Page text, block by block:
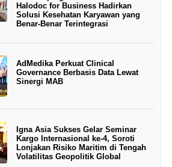
Halodoc for Business Hadirkan
Solusi Kesehatan Karyawan yang
Benar-Benar Terintegrasi
AdMedika Perkuat Clinical
Governance Berbasis Data Lewat
Sinergi MAB
Igna Asia Sukses Gelar Seminar
Kargo Internasional ke-4, Soroti
Lonjakan Risiko Maritim di Tengah
Volatilitas Geopolitik Global